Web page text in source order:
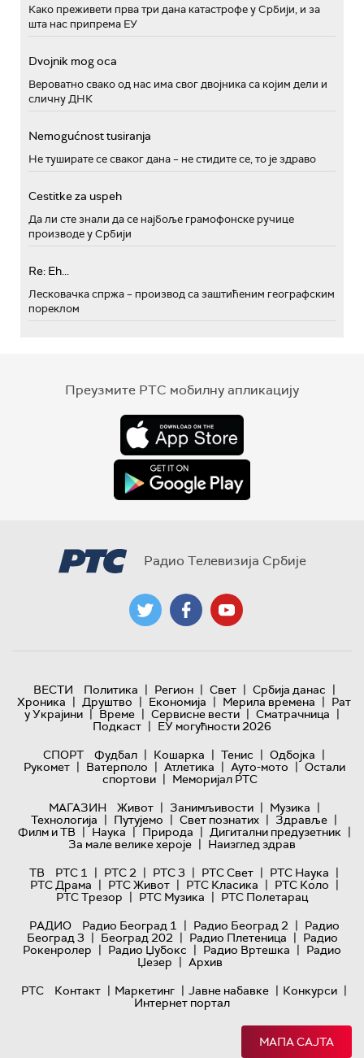
Како преживети прва три дана катастрофе у Србији, и за
шта нас припрема ЕУ
Dvojnik mog oca
Вероватно свако од нас има свог двојника са којим дели и
сличну ДНК
Nemogućnost tusiranja
Не туширате се сваког дана – не стидите се, то је здраво
Cestitke za uspeh
Да ли сте знали да се најбоље грамофонске ручице
производе у Србији
Re: Eh...
Лесковачка спржа – производ са заштићеним географским
пореклом
Преузмите РТС мобилну апликацију
Радио Телевизија Србије
ВЕСТИ Политика | Регион | Свет | Србија данас |
Хроника | Друштво | Економија | Мерила времена | Рат
у Украјини | Време | Сервисне вести | Сматрачница |
Подкаст | ЕУ могућности 2026
СПОРТ
Фудбал | Кошарка | Тенис | Одбојка |
Рукомет | Ватерполо | Атлетика | Ауто-мото | Остали
спортови | Меморијал РТС
МАГАЗИН
Живот | Занимљивости | Музика |
Технологијa | Путујемо | Свет познатих | Здравље |
Филм и ТВ | Наука | Природа | Дигитални предузетник |
За мале велике хероје | Наизглед здрав
ТВ
РТС 1 | РТС 2 | РТС 3 | РТС Свет | РТС Наука |
РТС Драма | РТС Живот | РТС Класика | РТС Коло |
РТС Трезор | РТС Музика | РТС Полетарац
РАДИО
Радио Београд 1 | Радио Београд 2 | Радио
Београд 3 | Београд 202 | Радио Плетеница | Радио
Рокенролер | Радио Џубокс | Радио Вртешка | Радио
Џезер | Архив
РТС
Контакт | Маркетинг | Јавне набавке | Конкурси |
Интернет портал
МАПА САЈТА